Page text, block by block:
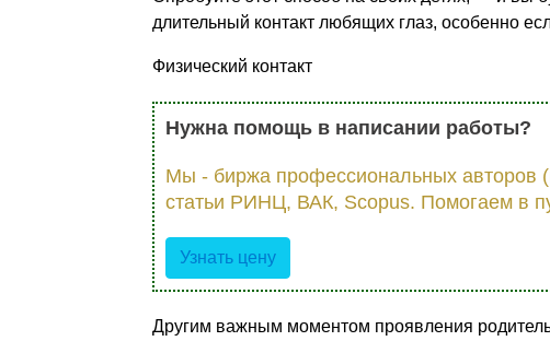
длительный контакт любящих глаз, особенно
Физический контакт
Нужна помощь в написании работы?
Мы - биржа профессиональных авторов
статьи РИНЦ, ВАК, Scopus. Помогаем в
Узнать цену
Другим важным моментом проявления